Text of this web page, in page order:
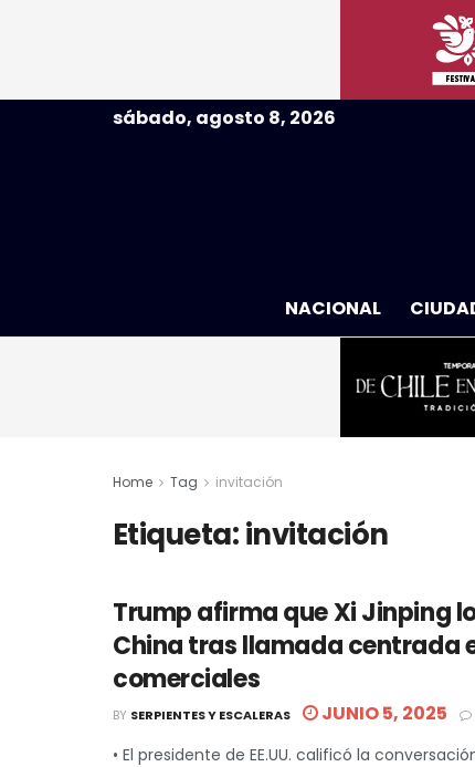
sábado, agosto 8, 2026
NACIONAL
Home Tag invitación
Etiqueta:invitación
Trump afirma que Xi Jinping
China tras llamada centrada
comerciales
BY SERPIENTES Y ESCALERAS JUNIO 5, 2025
• El presidente de EE.UU. calificó la